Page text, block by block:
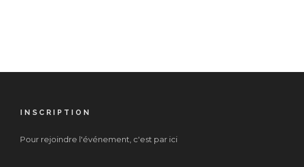
INSCRIPTION
Pour rejoindre l'événement, c'est par ici